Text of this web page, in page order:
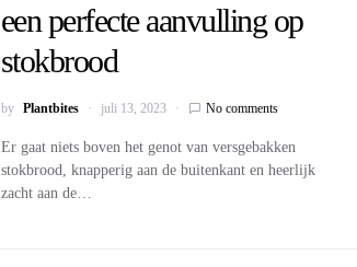
een perfecte aanvulling op
stokbrood
by Plantbites juli 13, 2023 No comments
Er gaat niets boven het genot van versgebakken
stokbrood, knapperig aan de buitenkant en heerlijk
zacht aan de…